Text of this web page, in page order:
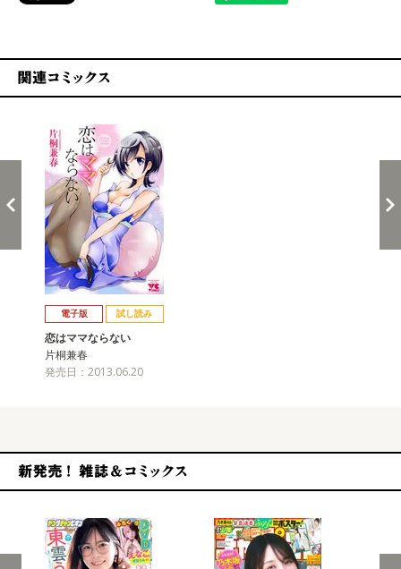
電子版 試し読み
恋はママならない
片桐兼春
発売日：2013.06.20